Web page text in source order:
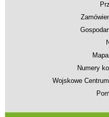
Numery
Wojskowe